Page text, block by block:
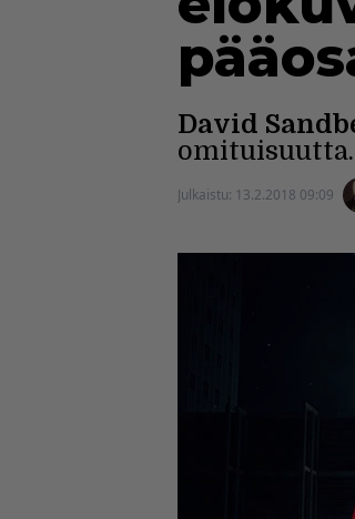
David
Julkaistu: 13.2.2018 09:09